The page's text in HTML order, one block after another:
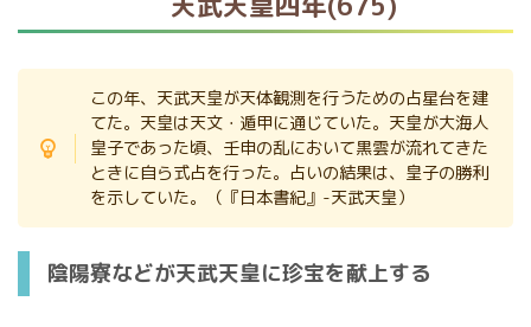
この年、天武天皇が天体観測を行うための占星台を建
てた。天皇は天文・遁甲に通じていた。天皇が大海人
皇子であった頃、壬申の乱において黒雲が流れてきた
ときに自ら式占を行った。占いの結果は、皇子の勝利
を示していた。（『日本書紀』-天武天皇）
陰陽寮などが天武天皇に珍宝を献上する